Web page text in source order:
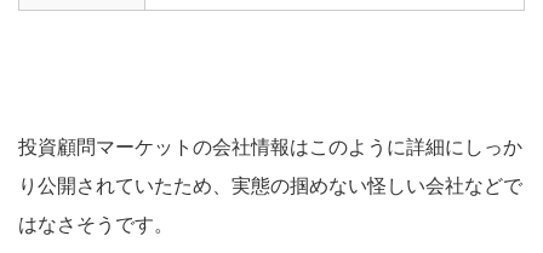
投資顧問マーケットの会社情報はこのように詳細にしっか
り公開されていたため、実態の掴めない怪しい会社などで
はなさそうです。